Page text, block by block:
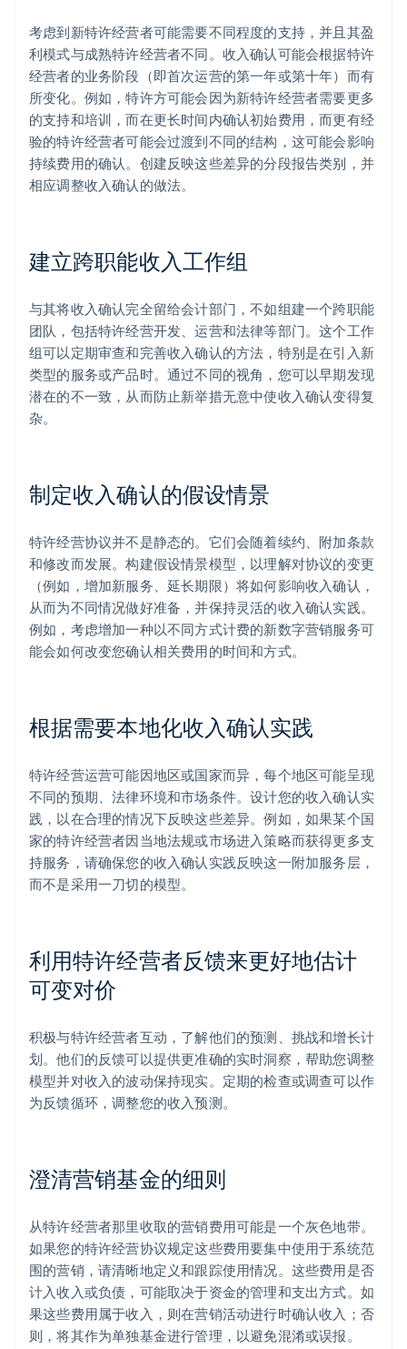
考虑到新特许经营者可能需要不同程度的支持，并且其盈
利模式与成熟特许经营者不同。收入确认可能会根据特许
经营者的业务阶段（即首次运营的第一年或第十年）而有
所变化。例如，特许方可能会因为新特许经营者需要更多
的支持和培训，而在更长时间内确认初始费用，而更有经
验的特许经营者可能会过渡到不同的结构，这可能会影响
持续费用的确认。创建反映这些差异的分段报告类别，并
相应调整收入确认的做法。
建立跨职能收入工作组
与其将收入确认完全留给会计部门，不如组建一个跨职能
团队，包括特许经营开发、运营和法律等部门。这个工作
组可以定期审查和完善收入确认的方法，特别是在引入新
类型的服务或产品时。通过不同的视角，您可以早期发现
潜在的不一致，从而防止新举措无意中使收入确认变得复
杂。
制定收入确认的假设情景
特许经营协议并不是静态的。它们会随着续约、附加条款
和修改而发展。构建假设情景模型，以理解对协议的变更
（例如，增加新服务、延长期限）将如何影响收入确认，
从而为不同情况做好准备，并保持灵活的收入确认实践。
例如，考虑增加一种以不同方式计费的新数字营销服务可
能会如何改变您确认相关费用的时间和方式。
根据需要本地化收入确认实践
特许经营运营可能因地区或国家而异，每个地区可能呈现
不同的预期、法律环境和市场条件。设计您的收入确认实
践，以在合理的情况下反映这些差异。例如，如果某个国
家的特许经营者因当地法规或市场进入策略而获得更多支
持服务，请确保您的收入确认实践反映这一附加服务层，
而不是采用一刀切的模型。
利用特许经营者反馈来更好地估计
可变对价
积极与特许经营者互动，了解他们的预测、挑战和增长计
划。他们的反馈可以提供更准确的实时洞察，帮助您调整
模型并对收入的波动保持现实。定期的检查或调查可以作
为反馈循环，调整您的收入预测。
澄清营销基金的细则
从特许经营者那里收取的营销费用可能是一个灰色地带。
如果您的特许经营协议规定这些费用要集中使用于系统范
围的营销，请清晰地定义和跟踪使用情况。这些费用是否
计入收入或负债，可能取决于资金的管理和支出方式。如
果这些费用属于收入，则在营销活动进行时确认收入；否
则，将其作为单独基金进行管理，以避免混淆或误报。